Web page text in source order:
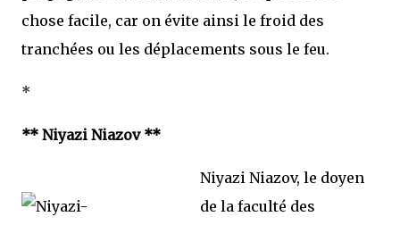
chose facile, car on évite ainsi le froid des
tranchées ou les déplacements sous le feu.
*
** Niyazi Niazov **
Niyazi Niazov, le doyen
de la faculté des